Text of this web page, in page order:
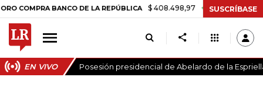
BANCO DE LA REPÚBLICA $ 408.498,97 +$ 8.753,81 +2,19%
SUSCRÍBASE
EN VIVO Posesión presidencial de Abelardo de la